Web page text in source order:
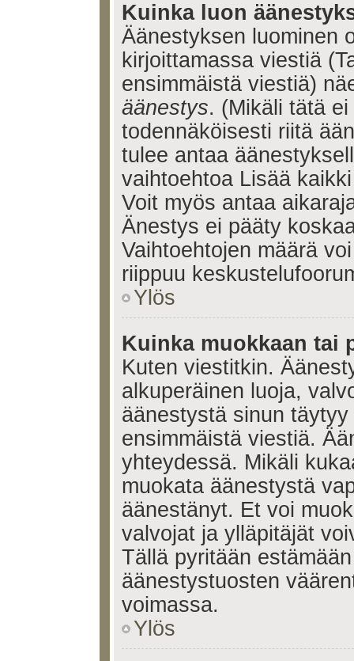
Kuinka luon
Äänestyksen luominen
kirjoittamassa viestiä
ensimmäistä viestiä)
äänestys. (Mikäli tätä
todennäköisesti riitä
tulee antaa
vaihtoehtoa Lisää
Voit myös antaa
Änestys ei pääty
Vaihtoehtojen määrä
riippuu
Ylös
Kuinka muokkaan tai
Kuten viestitkin.
alkuperäinen luoja,
äänestystä sinun
ensimmäistä viestiä.
yhteydessä. Mikäli
muokata äänestystä
äänestänyt. Et voi
valvojat ja ylläpitäjät
Tällä pyritään
äänestystuosten
voimassa.
Ylös